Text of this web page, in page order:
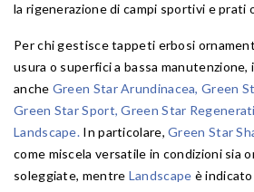
la rigenerazione di campi sportivi e prati
Per chi gestisce tappeti erbosi
usura o superfici a bassa manutenzione,
anche Green Star Arundinacea,Green
Green Star Sport,Green Star
Landscape. In particolare, Green Star
come miscela versatile in condizioni sia
soleggiate, mentre Landscape è